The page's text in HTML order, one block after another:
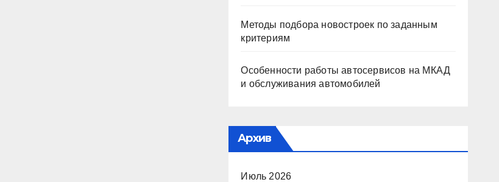
Методы подбора новостроек по заданным
критериям
Особенности работы автосервисов на МКАД
и обслуживания автомобилей
Архив
Июль 2026